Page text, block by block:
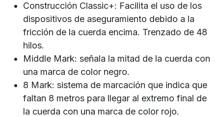
Construcción Classic+: Facilita el uso de los
dispositivos de aseguramiento debido a la
fricción de la cuerda encima. Trenzado de 48
hilos.
Middle Mark: señala la mitad de la cuerda con
una marca de color negro.
8 Mark: sistema de marcación que indica que
faltan 8 metros para llegar al extremo final de
la cuerda con una marca de color rojo.